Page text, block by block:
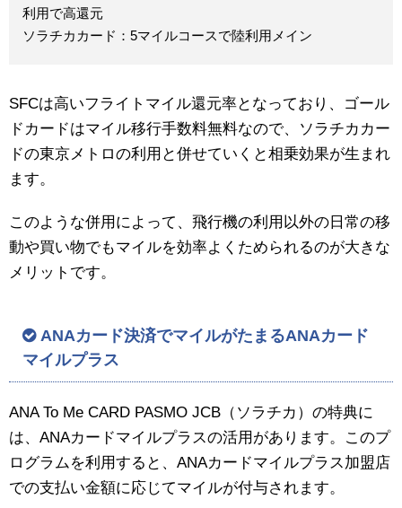
利用で高還元
ソラチカカード：5マイルコースで陸利用メイン
SFCは高いフライトマイル還元率となっており、ゴール
ドカードはマイル移行手数料無料なので、ソラチカカー
ドの東京メトロの利用と併せていくと相乗効果が生まれ
ます。
このような併用によって、飛行機の利用以外の日常の移
動や買い物でもマイルを効率よくためられるのが大きな
メリットです。
ANAカード決済でマイルがたまるANAカード
マイルプラス
ANA To Me CARD PASMO JCB（ソラチカ）の特典に
は、ANAカードマイルプラスの活用があります。このプ
ログラムを利用すると、ANAカードマイルプラス加盟店
での支払い金額に応じてマイルが付与されます。